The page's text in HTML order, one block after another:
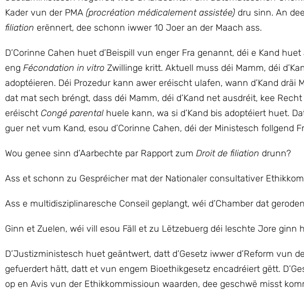
Kader vun der PMA (procréation médicalement assistée) dru sinn. An
filiation erënnert, dee schonn iwwer 10 Joer an der Maach ass.
D’Corinne Cahen huet d’Beispill vun enger Fra genannt, déi e Kand
eng Fécondation in vitro Zwillinge kritt. Aktuell muss déi Mamm, déi
adoptéieren. Déi Prozedur kann awer eréischt ulafen, wann d’Kand dräi
dat mat sech bréngt, dass déi Mamm, déi d’Kand net ausdréit, kee
eréischt Congé parental huele kann, wa si d’Kand bis adoptéiert huet.
guer net vum Kand, esou d’Corinne Cahen, déi der Ministesch follgend
Wou genee sinn d’Aarbechte par Rapport zum Droit de filiation drunn?
Ass et schonn zu Gespréicher mat der Nationaler consultativer
Ass e multidisziplinaresche Conseil geplangt, wéi d’Chamber dat
Ginn et Zuelen, wéi vill esou Fäll et zu Lëtzebuerg déi leschte Jore ginn
D’Justizministesch huet geäntwert, datt d’Gesetz iwwer d’Reform vun
gefuerdert hätt, datt et vun engem Bioethikgesetz encadréiert gëtt.
op en Avis vun der Ethikkommissioun waarden, dee geschwë misst